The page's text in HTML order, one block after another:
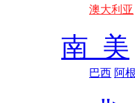
澳大利亚
南 美
巴西 阿